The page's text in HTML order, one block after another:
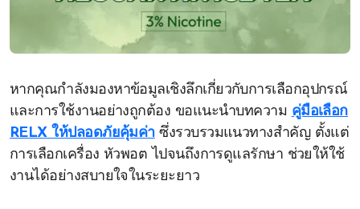
หากคุณกำลังมองหาข้อมูลเชิงลึกเกี่ยวกับการเลือกอุปกรณ์
และการใช้งานอย่างถูกต้อง ขอแนะนำบทความ คู่มือเลือก
RELX ให้ปลอดภัยคุ้มค่าซึ่งรวบรวมแนวทางสำคัญ ตั้งแต่
การเลือกเครื่อง หัวพอต ไปจนถึงการดูแลรักษา ช่วยให้ใช้
งานได้อย่างสบายใจในระยะยาว